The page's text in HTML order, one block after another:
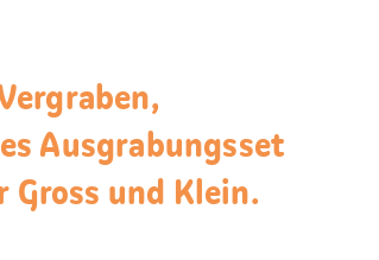
Ausgrabungsset
und Klein.